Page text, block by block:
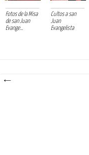
Fotos de la Misa
de san Juan
Evange...
Cultos a san
Juan
Evangelista